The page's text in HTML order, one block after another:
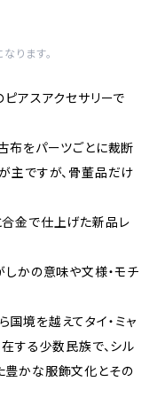
ります。
アスアクセサリーで
布をパーツごとに裁断
主ですが、骨董品だけ
金で仕上げた新品レ
しかの意味や文様・モチ
境を越えてタイ・ミャ
する少数民族で、シル
豊かな服飾文化とその